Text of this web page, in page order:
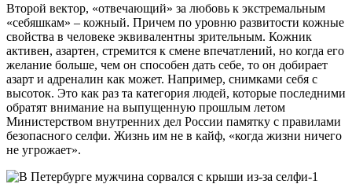
Второй вектор, «отвечающий» за любовь к экстремальным
«себяшкам» – кожный. Причем по уровню развитости кожные
свойства в человеке эквивалентны зрительным. Кожник
активен, азартен, стремится к смене впечатлений, но когда его
желание больше, чем он способен дать себе, то он добирает
азарт и адреналин как может. Например, снимками себя с
высоток. Это как раз та категория людей, которые последними
обратят внимание на выпущенную прошлым летом
Министерством внутренних дел России памятку с правилами
безопасного селфи. Жизнь им не в кайф, «когда жизни ничего
не угрожает».